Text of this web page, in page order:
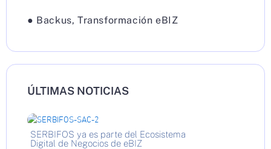
● Backus,Transformación eBIZ
ÚLTIMAS NOTICIAS
SERBIFOS ya es parte del Ecosistema
Digital de Negocios de eBIZ